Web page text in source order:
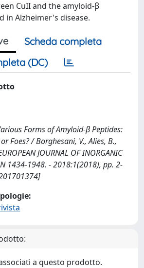
CuII and the amyloid-β
in Alzheimer's disease.
Scheda completa
(DC)
Forms of Amyloid-β Peptides:
Foes? / Borghesani, V., Alies, B.,
JOURNAL OF INORGANIC
1434-1948. - 2018:1(2018), pp. 2-
a questo prodotto.